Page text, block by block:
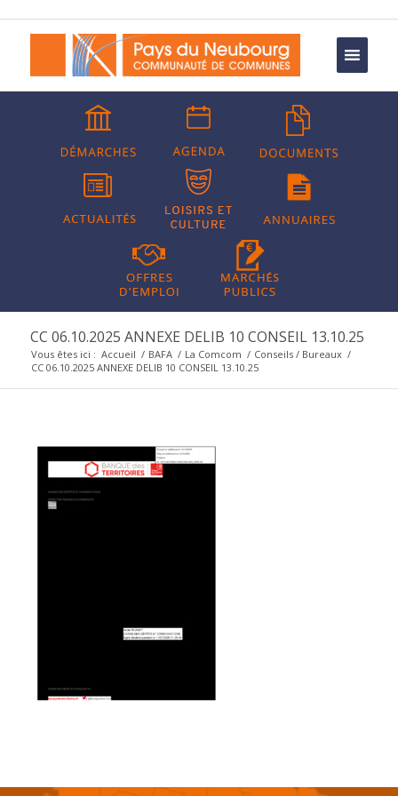
CC 06.10.2025 ANNEXE DELIB 10 CONSEIL 13.10.25
Vous êtes ici : Accueil / BAFA / La Comcom / Conseils / Bureaux /
CC 06.10.2025 ANNEXE DELIB 10 CONSEIL 13.10.25